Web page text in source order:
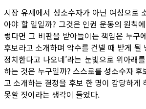
시장 유세에서 성소수자가 아닌 여성으로
아야 할 일일까? 그것은 인권 운동의 원칙
렇다면 그 비판을 받아들이는 책임은 누구
후보라고 소개하며 악수를 건넬 때 받게 될
정치한다고 나오네’라는 눈빛으로 위아래
하는 것은 누구일까? 스스로를 성소수자
고 소개하는 결정을 후보 한 명이 감당하게
못할 짓이라는 생각이 들었다.